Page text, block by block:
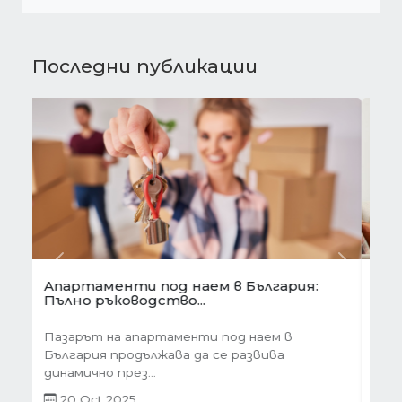
разстояние
най-голямото предизвикателство в
обзавеждането...
01 Oct 2025
Предишна